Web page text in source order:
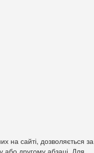
на сайті, дозволяється за